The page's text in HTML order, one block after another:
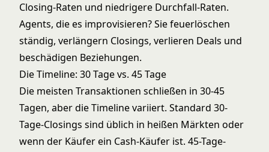
Closing-Raten und niedrigere Durchfall-Raten.
Agents, die es improvisieren? Sie feuerlöschen
ständig, verlängern Closings, verlieren Deals und
beschädigen Beziehungen.
Die Timeline: 30 Tage vs. 45 Tage
Die meisten Transaktionen schließen in 30-45
Tagen, aber die Timeline variiert. Standard 30-
Tage-Closings sind üblich in heißen Märkten oder
wenn der Käufer ein Cash-Käufer ist. 45-Tage-